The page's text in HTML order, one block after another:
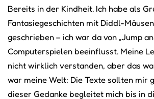
Bereits in der Kindheit. Ich habe als
Fantasiegeschichten mit Diddl-
geschrieben – ich war da von „Jump
Computerspielen beeinflusst. Meine
nicht wirklich verstanden, aber das
war meine Welt: Die Texte sollten mir
dieser Gedanke begleitet mich bis in